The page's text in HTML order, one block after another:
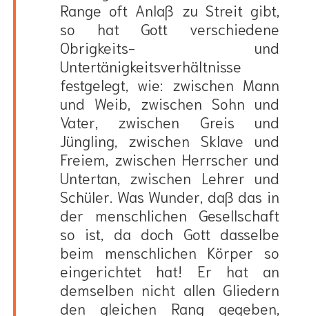
Range oft Anlaß zu Streit gibt,
so hat Gott verschiedene
Obrigkeits- und
Untertänigkeitsverhältnisse
festgelegt, wie: zwischen Mann
und Weib, zwischen Sohn und
Vater, zwischen Greis und
Jüngling, zwischen Sklave und
Freiem, zwischen Herrscher und
Untertan, zwischen Lehrer und
Schüler. Was Wunder, daß das in
der menschlichen Gesellschaft
so ist, da doch Gott dasselbe
beim menschlichen Körper so
eingerichtet hat! Er hat an
demselben nicht allen Gliedern
den gleichen Rang gegeben,